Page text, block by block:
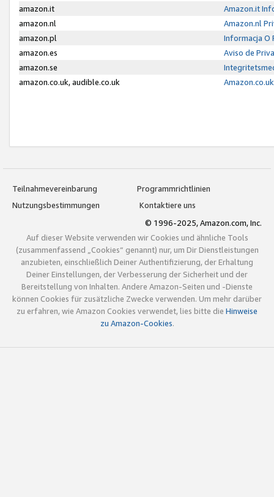
amazon.it
Amazon.it
amazon.nl
Amazon.nl
amazon.pl
Informacja O
amazon.es
Aviso de
amazon.se
amazon.co.uk, audible.co.uk
Teilnahmevereinbarung
Programmrichtlinien
Nutzungsbestimmungen
Kontaktiere uns
© 1996-2025, Amazon.com, Inc.
Auf dieser Website verwenden wir Cookies und ähnliche Tools
(zusammenfassend „Cookies“ genannt) nur, um Dir Dienstleistungen
anzubieten, einschließlich Deiner Authentifizierung, der Erhaltung
Deiner Einstellungen, der Verbesserung der Sicherheit und der
Bereitstellung von Inhalten. Andere Amazon-Seiten und -Dienste
können Cookies für zusätzliche Zwecke verwenden. Um mehr darüber
zu erfahren, wie Amazon Cookies verwendet, lies bitte die Hinweise
zu Amazon-Cookies.